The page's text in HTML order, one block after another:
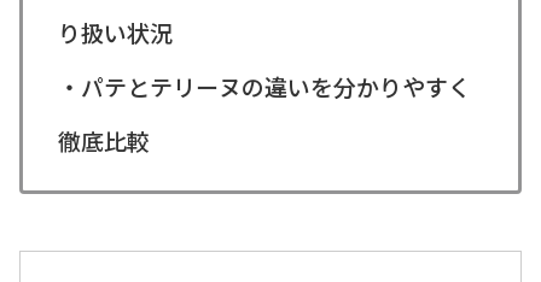
り扱い状況
・パテとテリーヌの違いを分かりやすく
徹底比較